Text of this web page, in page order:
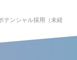
テンシャル採用（未経